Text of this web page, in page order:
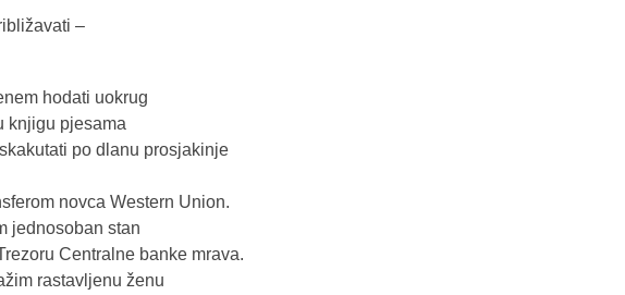
–
hodati uokrug
knjigu pjesama
po dlanu prosjakinje
novca Western Union.
jednosoban stan
Centralne banke mrava.
rastavljenu ženu